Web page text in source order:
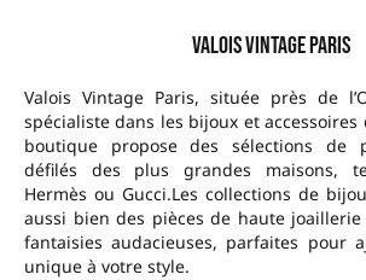
Valois Vintage Paris
Valois Vintage Paris, située près de
spécialiste dans les bijoux et accessoires
boutique propose des sélections de
défilés des plus grandes maisons,
Hermès ou Gucci.Les collections de
aussi bien des pièces de haute
fantaisies audacieuses, parfaites pour
unique à votre style.